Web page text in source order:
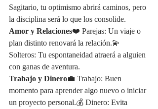
Sagitario, tu optimismo abrirá caminos, pero
la disciplina será lo que los consolide.
Amor y Relaciones❤️ Parejas: Un viaje o
plan distinto renovará la relación.💫
Solteros: Tu espontaneidad atraerá a alguien
con ganas de aventura.
Trabajo y Dinero💼 Trabajo: Buen
momento para aprender algo nuevo o iniciar
un proyecto personal.💰 Dinero: Evita